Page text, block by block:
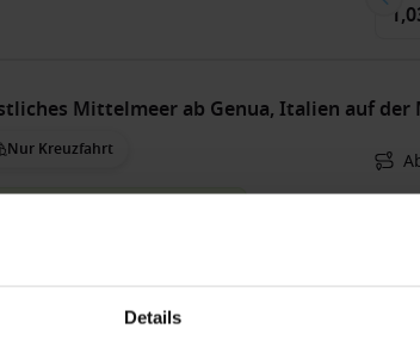
Details
Mittelmeer ab Genua, Italien auf der
Nur Kreuzfahrt